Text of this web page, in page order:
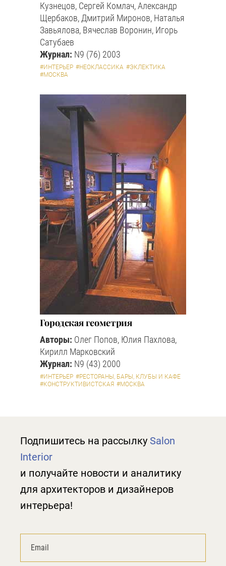
Кузнецов, Сергей Комлач, Александр
Щербаков, Дмитрий Миронов, Наталья
Завьялова, Вячеслав Воронин, Игорь
Сатубаев
Журнал: N9 (76) 2003
#ИНТЕРЬЕР #НЕОКЛАССИКА #ЭКЛЕКТИКА
#МОСКВА
Городская геометрия
Авторы: Олег Попов, Юлия Пахлова,
Кирилл Марковский
Журнал: N9 (43) 2000
#ИНТЕРЬЕР #РЕСТОРАНЫ, БАРЫ, КЛУБЫ И КАФЕ
#КОНСТРУКТИВИСТСКАЯ #МОСКВА
Подпишитесь на рассылку Salon
Interior
и получайте новости и аналитику
для архитекторов и дизайнеров
интерьера!